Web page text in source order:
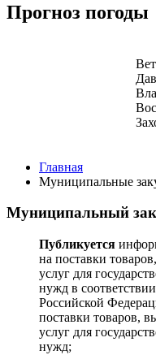
Прогноз погоды
Главная
Муниципальные
Муниципальный
Публикуется
на поставки
услуг для
нужд в
Российской
поставки товаров,
услуг для
нужд;